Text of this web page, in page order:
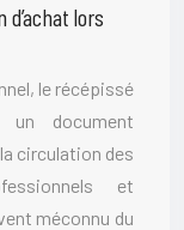
lors
le récépissé
un document
circulation des
et
méconnu du